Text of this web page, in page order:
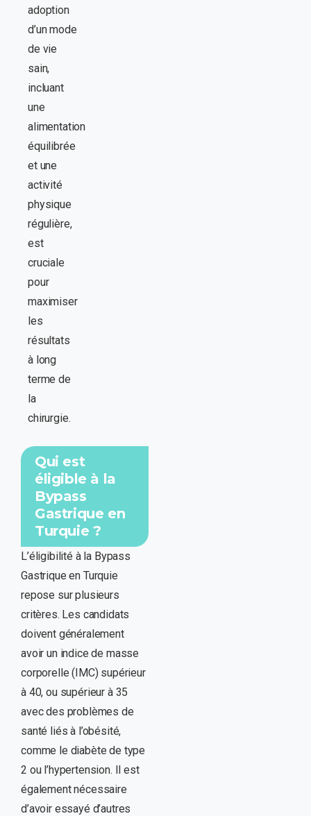
adoption
d’un mode
de vie
sain,
incluant
une
alimentation
équilibrée
et une
activité
physique
régulière,
est
cruciale
pour
maximiser
les
résultats
à long
terme de
la
chirurgie.
Qui est
éligible à la
Bypass
Gastrique en
Turquie ?
L’éligibilité à la Bypass
Gastrique en Turquie
repose sur plusieurs
critères. Les candidats
doivent généralement
avoir un indice de masse
corporelle (IMC) supérieur
à 40, ou supérieur à 35
avec des problèmes de
santé liés à l’obésité,
comme le diabète de type
2 ou l’hypertension. Il est
également nécessaire
d’avoir essayé d’autres